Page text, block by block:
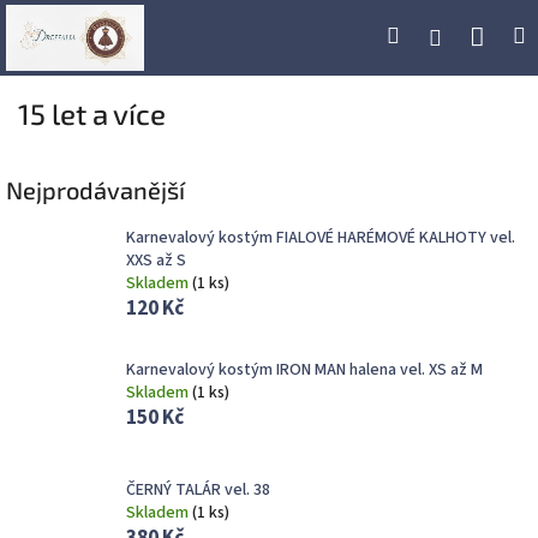
Přejít
Hledat Přihlášení
15 let a více
Nejprodávanější
Karnevalový kostým FIALOVÉ HARÉMOVÉ KALHOTY vel.
XXS až S
Skladem(1 ks)
120 Kč
Karnevalový kostým IRON MAN halena vel. XS až M
Skladem(1 ks)
150 Kč
ČERNÝ TALÁR vel. 38
Skladem(1 ks)